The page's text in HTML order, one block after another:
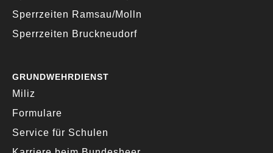
Sperrzeiten Ramsau/Molln
Sperrzeiten Bruckneudorf
GRUNDWEHRDIENST
Miliz
Formulare
Service für Schulen